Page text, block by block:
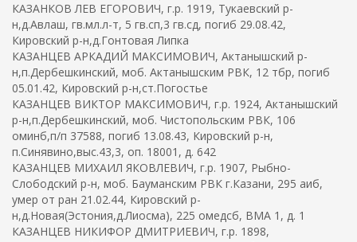
КАЗАНКОВ ЛЕВ ЕГОРОВИЧ, г.р. 1919, Тукаевский р-
н,д.Авлаш, гв.мл.л-т, 5 гв.сп,3 гв.сд, погиб 29.08.42,
Кировский р-н,д.Гонтовая Липка
КАЗАНЦЕВ АРКАДИЙ МАКСИМОВИЧ, Актанышский р-
н,п.Дербешкинский, моб. Актанышским РВК, 12 тбр, погиб
05.01.42, Кировский р-н,ст.Погостье
КАЗАНЦЕВ ВИКТОР МАКСИМОВИЧ, г.р. 1924, Актанышский
р-н,п.Дербешкинский, моб. Чистопольским РВК, 106
оминб,п/п 37588, погиб 13.08.43, Кировский р-н,
п.Синявино,выс.43,3, оп. 18001, д. 642
КАЗАНЦЕВ МИХАИЛ ЯКОВЛЕВИЧ, г.р. 1907, Рыбно-
Слободский р-н, моб. Бауманским РВК г.Казани, 295 аиб,
умер от ран 21.02.44, Кировский р-
н,д.Новая(Эстония,д.Лиосма), 225 омедсб, ВМА 1, д. 1
КАЗАНЦЕВ НИКИФОР ДМИТРИЕВИЧ, г.р. 1898,